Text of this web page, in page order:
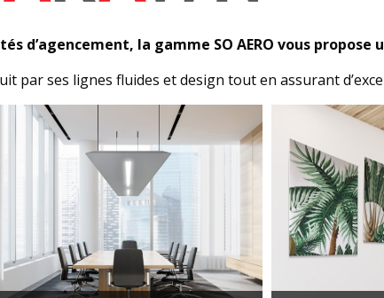
d’agencement, la gamme SO AERO vous propose
par ses lignes fluides et design tout en assurant